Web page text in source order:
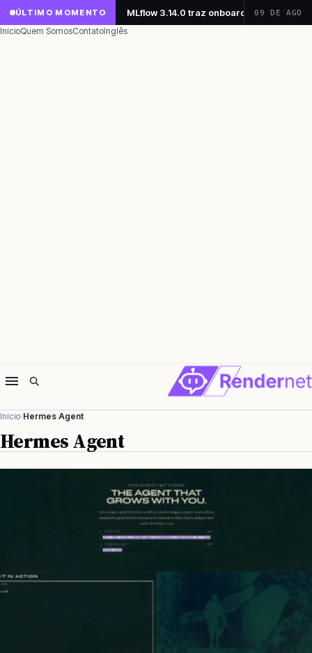
ÚLTIMO MOMENTO MLflow 3.14.0 traz onboarding09 DE AGO
InícioQuem SomosContatoInglês
Início Hermes Agent
Hermes Agent